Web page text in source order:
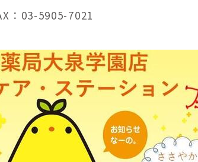
：03-5905-7021